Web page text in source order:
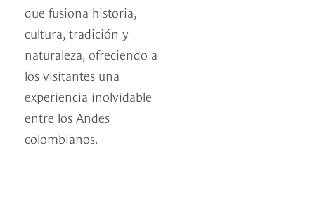
que fusiona historia,
cultura, tradición y
naturaleza, ofreciendo a
los visitantes una
experiencia inolvidable
entre los Andes
colombianos.